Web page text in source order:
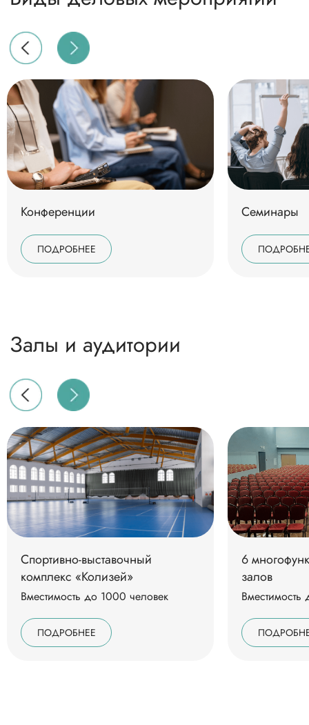
Конференции Семинары
ПОДРОБНЕЕ
Спортивно-выставочный
комплекс «Колизей»
6
залов
ПОДРОБНЕЕ
Вместимость до 1000 человек
Восстановительный
отдых
Чем заняться